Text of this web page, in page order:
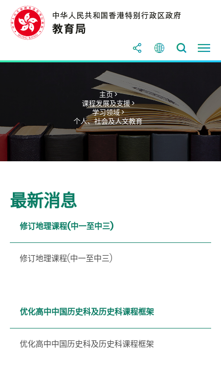
主页 >
课程发展及支援 >
学习领域 >
个人、社会及人文教育
最新消息
修订地理课程(中一至中三)
修订地理课程(中一至中三)
优化高中中国历史科及历史科课程框架
优化高中中国历史科及历史科课程框架